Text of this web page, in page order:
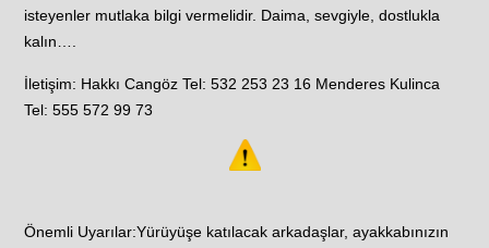
isteyenler mutlaka bilgi vermelidir. Daima, sevgiyle, dostlukla
kalın….
İletişim: Hakkı Cangöz Tel: 532 253 23 16 Menderes Kulinca
Tel: 555 572 99 73
Önemli Uyarılar:Yürüyüşe katılacak arkadaşlar, ayakkabınızın